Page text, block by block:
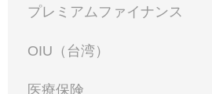
プレミアムファイナンス
OIU（台湾）
医療保険